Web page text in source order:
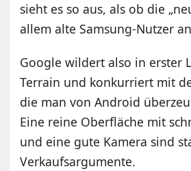
sieht es so aus, als ob die
allem alte Samsung-Nutzer
Google wildert also in erster
Terrain und konkurriert mit
die man von Android
Eine reine Oberfläche mit
und eine gute Kamera sind
Verkaufsargumente.